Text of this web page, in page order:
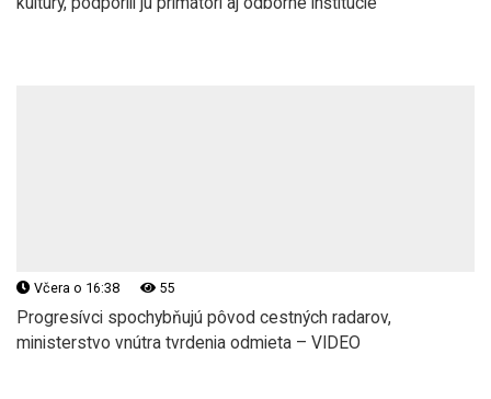
Včera o 16:38 55
Progresívci spochybňujú pôvod cestných radarov,
ministerstvo vnútra tvrdenia odmieta – VIDEO